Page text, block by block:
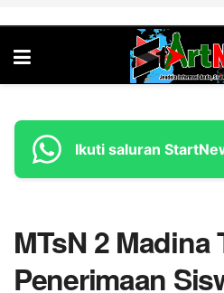
Ikuti saluran
MTsN 2 Madina
Penerimaan